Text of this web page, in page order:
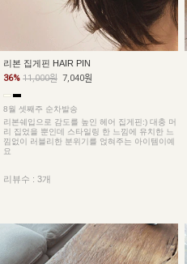
리본 집게핀 HAIR PIN
36% 11,000원 7,040원
8월 셋째주 순차발송
리본쉐입으로 감도를 높인 헤어 집게핀:) 대충 머
리 집었을 뿐인데 스타일링 한 느낌에 유치한 느
낌없이 러블리한 분위기를 얹혀주는 아이템이예
요
리뷰수 : 3개